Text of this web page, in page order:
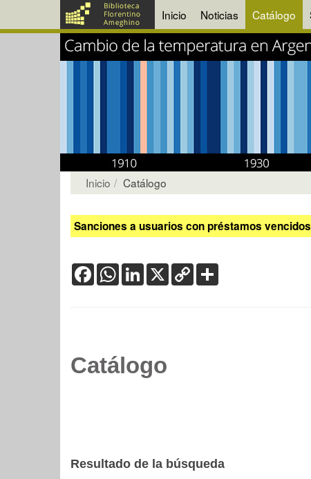
Inicio Noticias Catálogo
Inicio Catálogo
Sanciones a usuarios con préstamos
FacebookWhatsApp
LinkedIn
X Copy
Link
Catálogo
Resultado de la búsqueda